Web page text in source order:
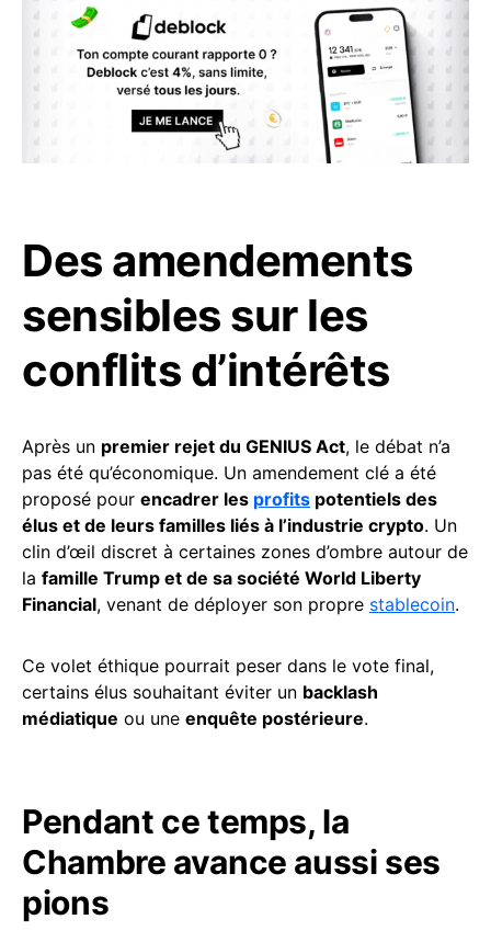
Des amendements
sensibles sur les
conflits d’intérêts
Après un premier rejet du GENIUS Act, le débat n’a
pas été qu’économique. Un amendement clé a été
proposé pour encadrer les profits potentiels des
élus et de leurs familles liés à l’industrie crypto. Un
clin d’œil discret à certaines zones d’ombre autour de
la famille Trump et de sa société World Liberty
Financial, venant de déployer son propre stablecoin.
Ce volet éthique pourrait peser dans le vote final,
certains élus souhaitant éviter un backlash
médiatique ou une enquête postérieure.
Pendant ce temps, la
Chambre avance aussi ses
pions